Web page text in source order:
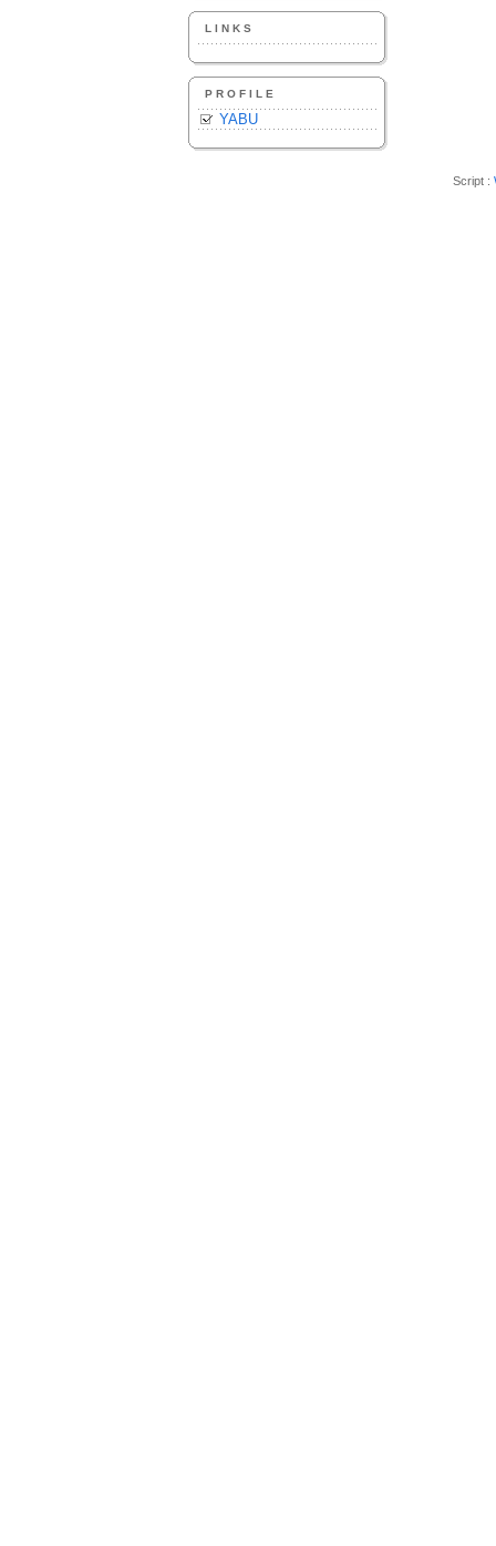
LINKS
PROFILE
YABU
Script :